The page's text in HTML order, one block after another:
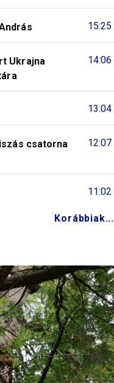
15:25
14:06
Ukrajna
13:04
12:07
csatorna
11:02
Korábbiak...